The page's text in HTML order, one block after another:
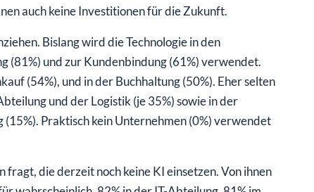
auch keine Investitionen für die Zukunft.
Bislang wird die Technologie in den
(81%) und zur Kundenbindung (61%) verwendet.
(54%), und in der Buchhaltung (50%). Eher selten
und der Logistik (je 35%) sowie in der
Praktisch kein Unternehmen (0%) verwendet
fragt, die derzeit noch keine KI einsetzen. Von ihnen